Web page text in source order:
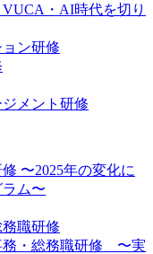
・AI時代を切り
ン研修
メント研修
〜2025年の変化に
ム〜
職研修
務・総務職研修 〜実